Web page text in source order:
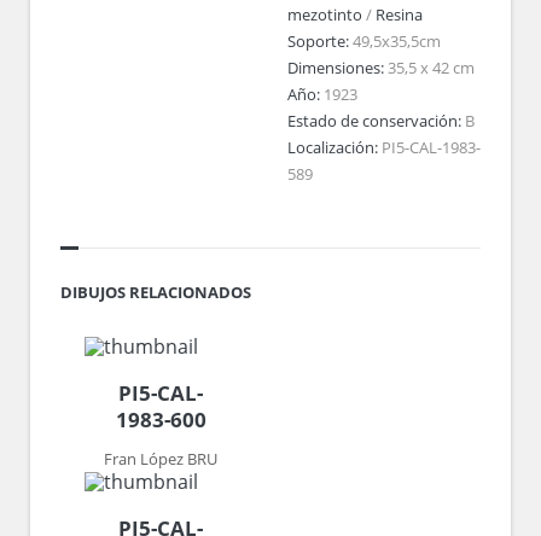
mezotinto / Resina
Soporte:49,5x35,5cm
Dimensiones:35,5 x 42 cm
Año: 1923
Estado de conservación: B
Localización: PI5-CAL-1983-
589
DIBUJOS RELACIONADOS
PI5-CAL-
1983-600
Fran López BRU
PI5-CAL-